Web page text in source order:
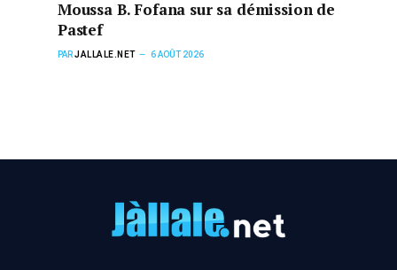
Moussa B. Fofana sur sa démission de
Pastef
PARJALLALE.NET 6 AOÛT 2026